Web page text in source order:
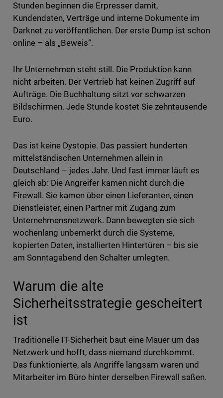
Stunden beginnen die Erpresser damit,
Kundendaten, Verträge und interne Dokumente im
Darknet zu veröffentlichen. Der erste Dump ist schon
online – als „Beweis“.
Ihr Unternehmen steht still. Die Produktion kann
nicht arbeiten. Der Vertrieb hat keinen Zugriff auf
Aufträge. Die Buchhaltung sitzt vor schwarzen
Bildschirmen. Jede Stunde kostet Sie zehntausende
Euro.
Das ist keine Dystopie. Das passiert hunderten
mittelständischen Unternehmen allein in
Deutschland – jedes Jahr. Und fast immer läuft es
gleich ab: Die Angreifer kamen nicht durch die
Firewall. Sie kamen über einen Lieferanten, einen
Dienstleister, einen Partner mit Zugang zum
Unternehmensnetzwerk. Dann bewegten sie sich
wochenlang unbemerkt durch die Systeme,
kopierten Daten, installierten Hintertüren – bis sie
am Sonntagabend den Schalter umlegten.
Warum die alte
Sicherheitsstrategie gescheitert
ist
Traditionelle IT-Sicherheit baut eine Mauer um das
Netzwerk und hofft, dass niemand durchkommt.
Das funktionierte, als Angriffe langsam waren und
Mitarbeiter im Büro hinter derselben Firewall saßen.